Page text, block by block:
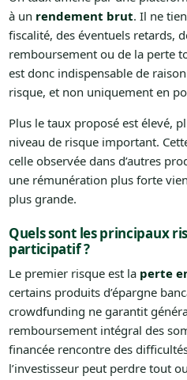
à un rendement brut. Il ne
fiscalité, des éventuels retards,
remboursement ou de la perte
est donc indispensable de
risque, et non uniquement en
Plus le taux proposé est élevé,
niveau de risque important.
celle observée dans d’autres
une rémunération plus forte
plus grande.
Quels sont les principaux
participatif ?
Le premier risque est la perte
certains produits d’épargne
crowdfunding ne garantit
remboursement intégral des
financée rencontre des
l’investisseur peut perdre tout